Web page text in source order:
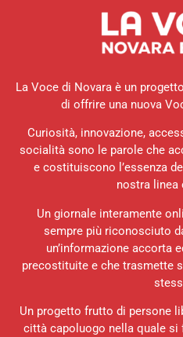
La Voce di Novara è un
di offrire una nuova
Curiosità, innovazione,
socialità sono le parole che
e costituiscono l’essenza
nostra linea
Un giornale interamente
sempre più riconosciuto
un’informazione accorta
precostituite e che trasmette
Un progetto frutto di persone
città capoluogo nella quale si